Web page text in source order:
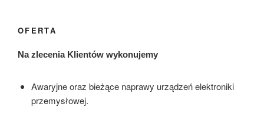
OFERTA
Na zlecenia Klientów wykonujemy
Awaryjne oraz bieżące naprawy urządzeń elektroniki
przemysłowej.